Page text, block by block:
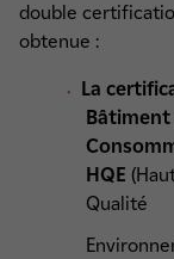
double
obtenue :
La
Bâtiment
HQE
Qualité